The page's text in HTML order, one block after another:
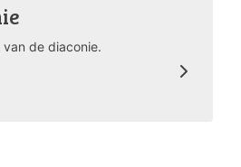
de diaconie.